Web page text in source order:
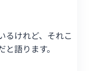
るけれど、それこ
語ります。